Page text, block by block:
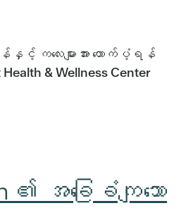
ကလေးများအား ထောက်ပံ့ရန်
& Wellness Center
အခြေခံကျသော